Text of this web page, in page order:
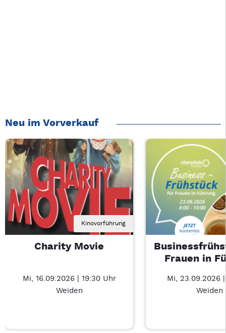
Neu im Vorverkauf
Kinovorführung
Charity Movie
Mi, 16.09.2026 | 19:30 Uhr
Weiden
Frauen in
Mi, 23.09.2026
Weiden